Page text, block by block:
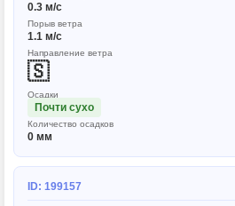
0.3 м/с
Порыв ветра
1.1 м/с
Направление ветра
🇸
Осадки
Почти сухо
Количество осадков
0 мм
ID: 199157